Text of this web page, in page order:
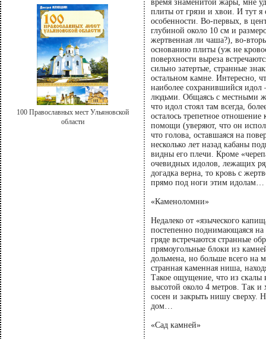
100 Православных мест Ульяновской
области
время знаменитой жары, мне
плиты от грязи и хвои. И тут я
особенности. Во-первых, в
глубиной около 10 см и
жертвенная ли чаша?), во-
основанию плиты (уж не
поверхности выреза
сильно затертые, странные
остальном камне. Интересно,
наиболее сохранившийся
людьми. Общаясь с местными
что идол стоял там всегда,
осталось трепетное
помощи (уверяют, что он
что голова, оставшаяся на
несколько лет назад кабаны
видны его плечи. Кроме
очевидных идолов, лежащих
догадка верна, то кровь с
прямо под ноги этим идолам…
«Каменоломни»
Недалеко от «языческого
постепенно поднимающаяся
гряде встречаются странные
прямоугольные блоки из
дольмена, но больше всего на
странная каменная ниша,
Такое ощущение, что из
высотой около 4 метров. Так и
сосен и закрыть нишу сверху.
дом…
«Сад камней»